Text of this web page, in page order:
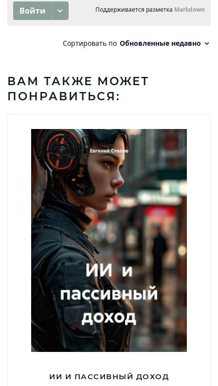
ВАМ ТАКЖЕ МОЖЕТ
ПОНРАВИТЬСЯ:
ИИ И ПАССИВНЫЙ ДОХОД